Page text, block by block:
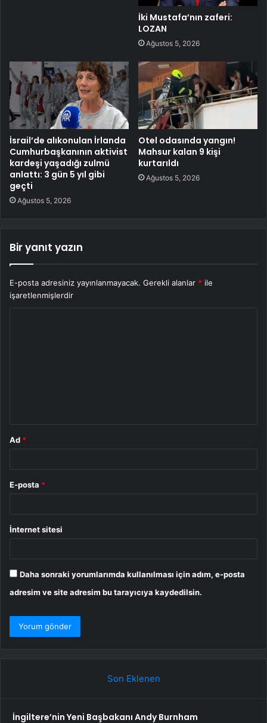
İki Mustafa’nın zaferi:
LOZAN
Ağustos 5, 2026
İsrail’de alıkonulan İrlanda
Cumhurbaşkanının aktivist
kardeşi yaşadığı zulmü
anlattı: 3 gün 5 yıl gibi
geçti
Ağustos 5, 2026
Otel odasında yangın!
Mahsur kalan 9 kişi
kurtarıldı
Ağustos 5, 2026
Bir yanıt yazın
E-posta adresiniz yayınlanmayacak. Gerekli alanlar * ile
işaretlenmişlerdir
Ad *
E-posta *
İnternet sitesi
Daha sonraki yorumlarımda kullanılması için adım, e-posta
adresim ve site adresim bu tarayıcıya kaydedilsin.
Son Eklenen
İngiltere’nin Yeni Başbakanı Andy Burnham